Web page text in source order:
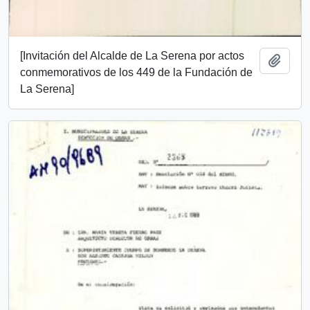
[Invitación del Alcalde de La Serena por actos
conmemorativos de los 449 de la Fundación de
La Serena]